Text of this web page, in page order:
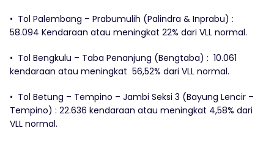
•⁠ Tol Palembang – Prabumulih (Palindra & Inprabu) :
58.094 Kendaraan atau meningkat 22% dari VLL normal.
•⁠ ⁠Tol Bengkulu – Taba Penanjung (Bengtaba) : 10.061
kendaraan atau meningkat 56,52% dari VLL normal.
•⁠ ⁠Tol Betung – Tempino – Jambi Seksi 3 (Bayung Lencir –
Tempino) : 22.636 kendaraan atau meningkat 4,58% dari
VLL normal.